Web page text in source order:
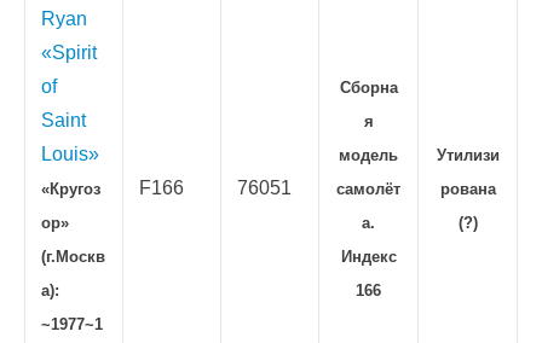
Ryan
«Spirit
of
Saint
Louis»
«Кругоз
ор»
(г.Москв
а):
~1977~1
F166 76051
Сборна
я
модель
самолёт
а.
Индекс
166
Утилизи
рована
(?)